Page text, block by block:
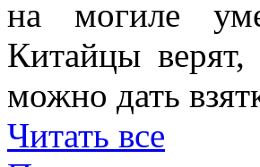
на могиле
Китайцы
можно дать
Читать все